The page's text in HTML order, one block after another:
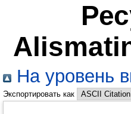
На уровень
Экспортировать как